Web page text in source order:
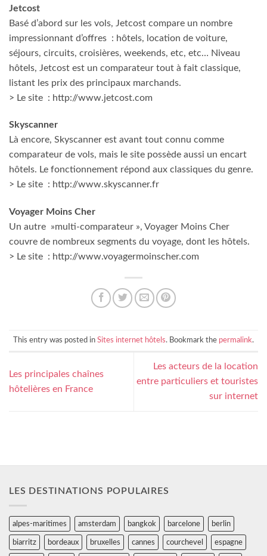
Jetcost
Basé d’abord sur les vols, Jetcost compare un nombre
impressionnant d’offres : hôtels, location de voiture,
séjours, circuits, croisières, weekends, etc, etc… Niveau
hôtels, Jetcost est un comparateur tout à fait classique,
listant les prix des principaux marchands.
> Le site : http://www.jetcost.com
Skyscanner
Là encore, Skyscanner est avant tout connu comme
comparateur de vols, mais le site possède aussi un encart
hôtels. Le fonctionnement répond aux classiques du genre.
> Le site : http://www.skyscanner.fr
Voyager Moins Cher
Un autre »multi-comparateur », Voyager Moins Cher
couvre de nombreux segments du voyage, dont les hôtels.
> Le site : http://www.voyagermoinscher.com
This entry was posted in Sites internet hôtels. Bookmark the permalink.
Les principales chaînes
hôtelières en France
Les acteurs de la location
entre particuliers et touristes
sur internet
LES DESTINATIONS POPULAIRES
alpes-maritimes amsterdam bangkok barcelone berlin
biarritz bordeaux bruxelles cannes courchevel espagne